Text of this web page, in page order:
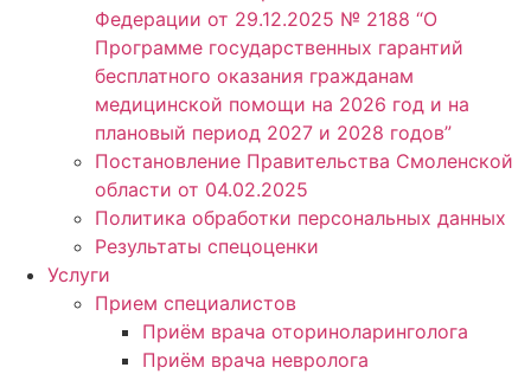
Федерации от 29.12.2025 № 2188 “О
Программе государственных гарантий
бесплатного оказания гражданам
медицинской помощи на 2026 год и на
плановый период 2027 и 2028 годов”
Постановление Правительства Смоленской
области от 04.02.2025
Политика обработки персональных данных
Результаты спецоценки
Услуги
Прием специалистов
Приём врача оториноларинголога
Приём врача невролога